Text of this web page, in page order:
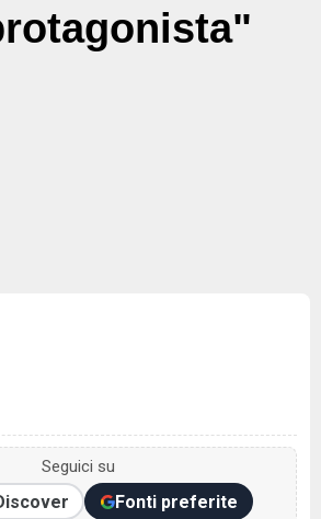
Seguici su
Fonti preferite